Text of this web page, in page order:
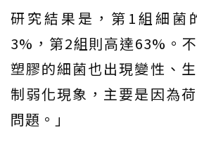
研究結果是，第1組細菌
3%，第2組則高達63%。
塑膠的細菌也出現變性、
制弱化現象，主要是因為
問題。」